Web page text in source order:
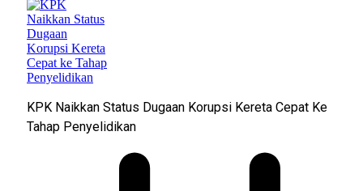
KPK Naikkan Status Dugaan Korupsi Kereta Cepat Ke
Tahap Penyelidikan